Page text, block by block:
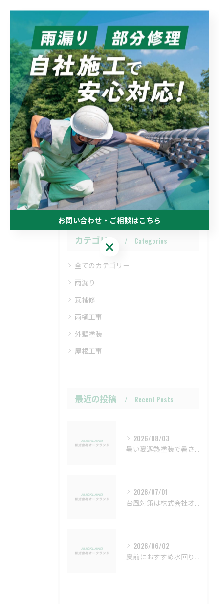
埼玉の防水シートで雨漏りを防止
埼玉の要望を反映させた外壁塗装
埼玉で経験を活かして屋根工事
--------------------------------------------------------------------
--
雨漏り 外壁塗装 屋根工事
< 前のページ 一覧に戻る 次のページ >
カテゴリー Categories
全てのカテゴリー
雨漏り
瓦補修
雨樋工事
外壁塗装
屋根工事
最近の投稿 Recent Posts
2026/08/03
2026/07/01
2026/06/02
お問い合わせ・ご相談はこちら
お問い合わせ・ご相談はこちら